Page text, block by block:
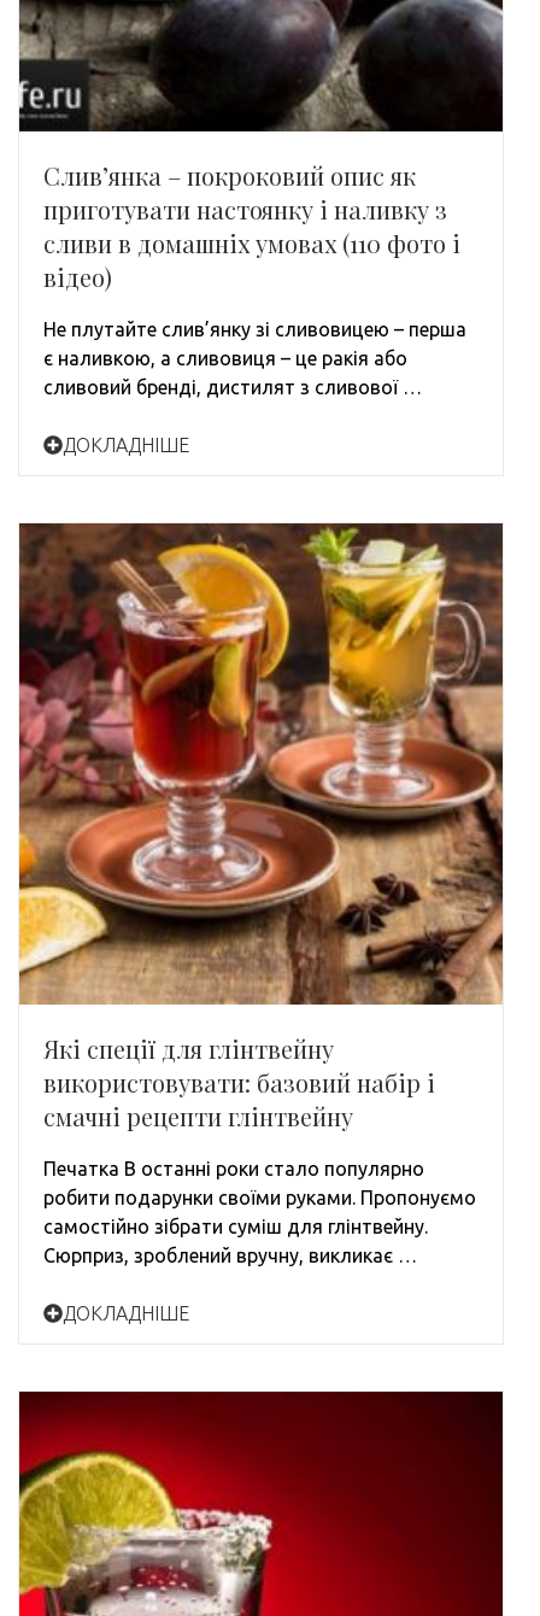
Слив’янка – покроковий опис як
приготувати настоянку і наливку з
сливи в домашніх умовах (110 фото і
відео)
Не плутайте слив’янку зі сливовицею – перша
є наливкою, а сливовиця – це ракія або
сливовий бренді, дистилят з сливової …
ДОКЛАДНІШЕ
Які спеції для глінтвейну
використовувати: базовий набір і
смачні рецепти глінтвейну
Печатка В останні роки стало популярно
робити подарунки своїми руками. Пропонуємо
самостійно зібрати суміш для глінтвейну.
Сюрприз, зроблений вручну, викликає …
ДОКЛАДНІШЕ